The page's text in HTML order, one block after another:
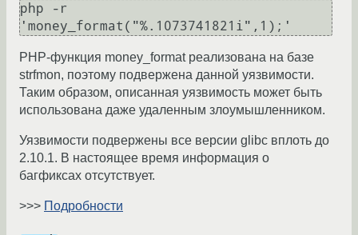
php -r
PHP-функция money_format реализована на базе
strfmon, поэтому подвержена данной уязвимости.
Таким образом, описанная уязвимость может быть
использована даже удаленным злоумышленником.
Уязвимости подвержены все версии glibc вплоть до
2.10.1. В настоящее время информация о
багфиксах отсутствует.
>>> Подробности